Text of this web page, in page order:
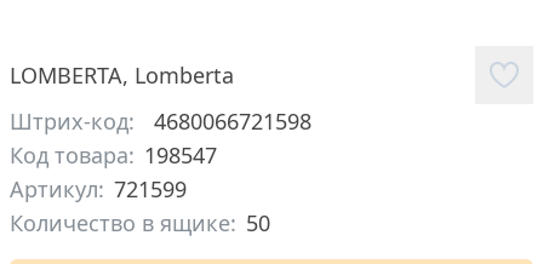
LOMBERTA, Lomberta
Штрих-код:
4680066721598
Код товара: 198547
Артикул: 721599
Количество в ящике: 50